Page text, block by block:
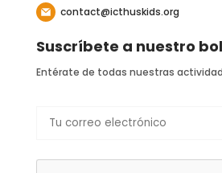
contact@icthuskids.org
Suscríbete a nuestro
Entérate de todas nuestras